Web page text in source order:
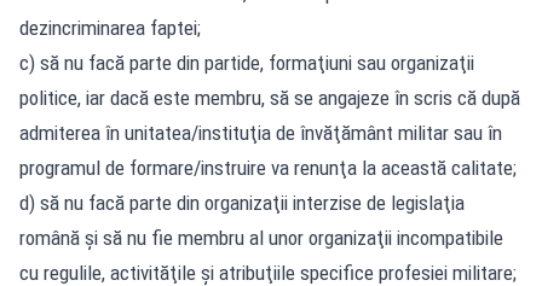
dezincriminarea faptei;
c) să nu facă parte din partide, formaţiuni sau organizaţii
politice, iar dacă este membru, să se angajeze în scris că după
admiterea în unitatea/instituţia de învăţământ militar sau în
programul de formare/instruire va renunţa la această calitate;
d) să nu facă parte din organizaţii interzise de legislaţia
română şi să nu fie membru al unor organizaţii incompatibile
cu regulile, activităţile şi atribuţiile specifice profesiei militare;